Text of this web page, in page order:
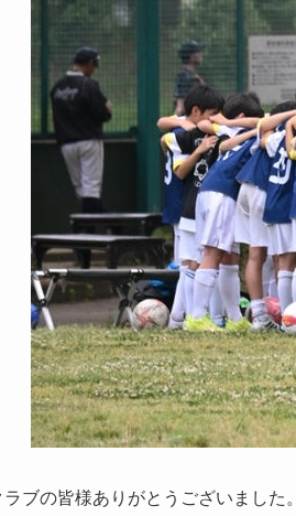
ブの皆様ありがとうございました。